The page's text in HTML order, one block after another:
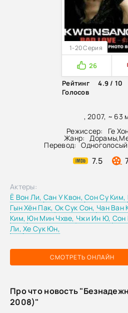
, 2007, ~ 63
Режиссер:
Ге
Жанр: Дорамы,
Перевод:
7.5
1-20 Серия
26
Рейтинг
4.9 / 10
Голосов
СМОТРЕТЬ ОНЛАЙН
Актеры:
Ё Вон Ли, Сан У Квон,Сон Су Ким,
Гын Хён Пак, Ок Сук Сон, Чан Ван
Ким, Юн Мин Чхве, Чжи Ин Ю, Сон
Ли,Хе Сук Юн,
Про что новость
2008)"